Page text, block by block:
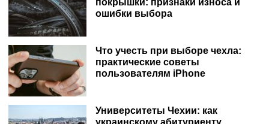
покрышки: признаки износа и
ошибки выбора
Что учесть при выборе чехла:
практические советы
пользователям iPhone
Университеты Чехии: как
украинскому абитуриенту